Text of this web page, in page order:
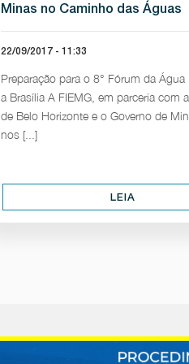
Minas no Caminho das Águas
22/09/2017 - 11:33
Preparação para o 8° Fórum da
a Brasília A FIEMG, em parceria com
de Belo Horizonte e o Governo de
nos [...]
LEIA